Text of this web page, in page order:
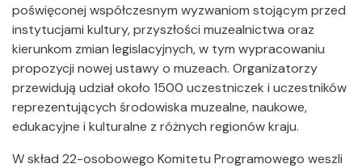
poświęconej współczesnym wyzwaniom stojącym przed
instytucjami kultury, przyszłości muzealnictwa oraz
kierunkom zmian legislacyjnych, w tym wypracowaniu
propozycji nowej ustawy o muzeach. Organizatorzy
przewidują udział około 1500 uczestniczek i uczestników
reprezentujących środowiska muzealne, naukowe,
edukacyjne i kulturalne z różnych regionów kraju.
W skład 22-osobowego Komitetu Programowego weszli